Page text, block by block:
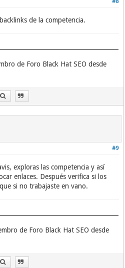
de la competencia.
de Foro Black Hat SEO desde
#9
exploras las competencia y así
enlaces. Después verifica si los
si no trabajaste en vano.
de Foro Black Hat SEO desde